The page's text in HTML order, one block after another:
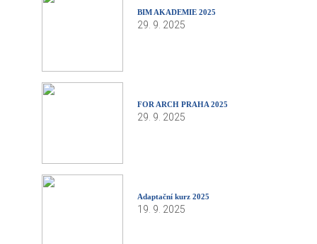
BIM AKADEMIE 2025
29. 9. 2025
FOR ARCH PRAHA 2025
29. 9. 2025
Adaptační kurz 2025
19. 9. 2025